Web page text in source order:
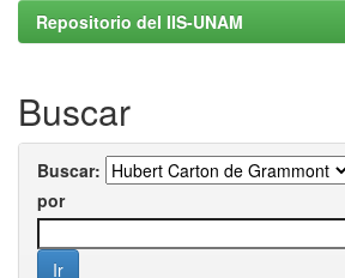
Repositorio del IIS-UNAM
Buscar
Buscar:
por